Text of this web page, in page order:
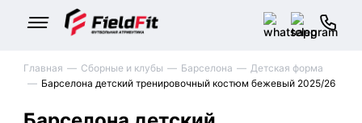
Главная Сборные и клубы Барселона
Детская форма
Барселона детский тренировочный костюм бежевый 2025/26